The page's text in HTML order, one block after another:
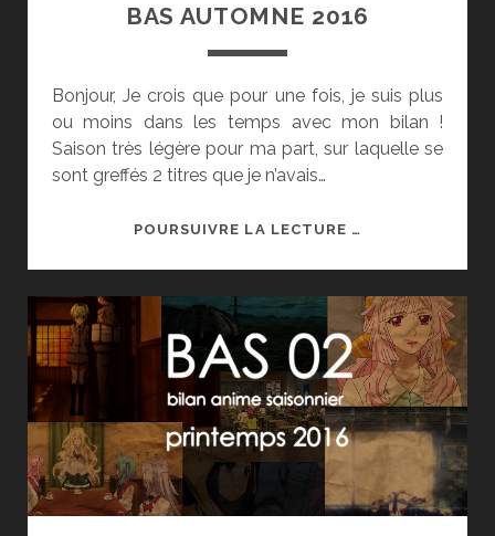
BAS AUTOMNE 2016
Bonjour, Je crois que pour une fois, je suis plus
ou moins dans les temps avec mon bilan !
Saison très légère pour ma part, sur laquelle se
sont greffés 2 titres que je n’avais…
POURSUIVRE LA LECTURE …